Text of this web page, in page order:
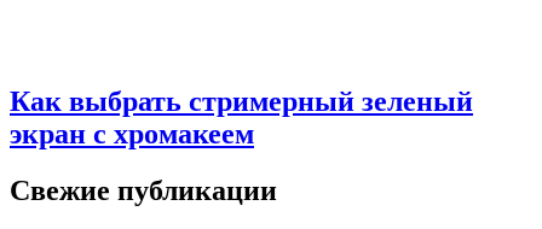
Как выбрать стримерный зеленый
экран с хромакеем
Свежие публикации